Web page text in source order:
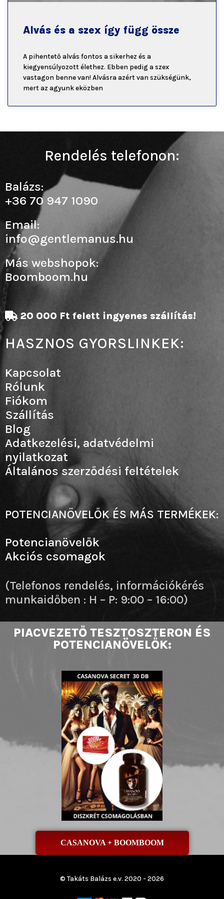
Alvás és a szex így függ össze
A pihentető alvás fontos a sikerhez és a
kiegyensúlyozott élethez. Ebben pedig a szex
vastagon benne van! Alvásra azért van szükségünk,
mert az agyunk eközben
PIACVEZETŐ TESZTOSZTERON ÉS
POTENCIANÖVELŐK:
CASANOVA + BOOMBOOM
20 000 Ft felett ingyenes szállítás!
HASZNOS GYORSLINKEK:
Kapcsolat
Rólunk
Fiókom
Szállítás
Blog
Adatkezelési, adatvédelmi
nyilatkozat
Általános szerződési feltételek
POTENCIANÖVELŐK ÉS MÁS TERMÉKEK:
Potencianövelők
Akciós csomagok
(Telefonos rendelés, információkérés
munkaidőben : H – P: 9:00 – 16:00)
Rendelés telefonon:
Balázs:
+36 70 947 1090
Email:
info@gentlemanus.hu
Más webshopok:
Boomboom.hu
© Takáts Balázs e.v. 2020 - 2026